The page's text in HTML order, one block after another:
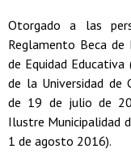
Otorgado a las
Reglamento Beca de
de Equidad Educativa
de la Universidad de
de 19 de julio de
Ilustre Municipalidad
1 de agosto 2016).